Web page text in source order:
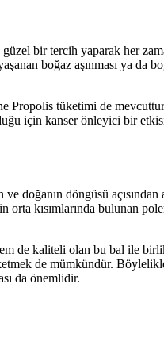
bir tercih yaparak her
boğaz aşınması ya da
tüketimi de
için kanser önleyici bir
döngüsü açısından
kısımlarında bulunan
de kaliteli olan bu bal ile
de mümkündür.
da önemlidir.